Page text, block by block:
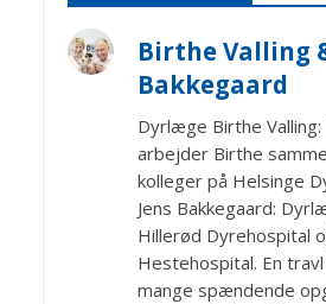
Birthe Valling
Bakkegaard
Dyrlæge Birthe
arbejder Birthe
kolleger på Helsinge
Jens Bakkegaard:
Hillerød Dyrehospital
Hestehospital. En
mange spændende